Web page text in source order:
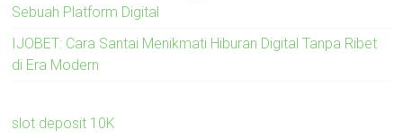
Sebuah Platform Digital
IJOBET: Cara Santai Menikmati Hiburan Digital Tanpa Ribet
di Era Modern
slot deposit 10K